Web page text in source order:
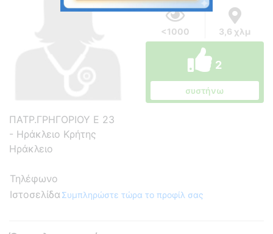
<1000 3,6 χλμ
2
συστήνω
ΠΑΤΡ.ΓΡΗΓΟΡΙΟΥ Ε 23
- Ηράκλειο Κρήτης
Ηράκλειο
Τηλέφωνο
Ιστοσελίδα Συμπληρώστε τώρα το προφίλ σας